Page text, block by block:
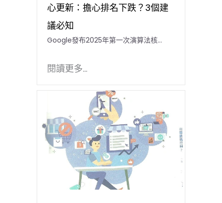
心更新：擔心排名下跌？3個建
議必知
Google發布2025年第一次演算法核…
閱讀更多...